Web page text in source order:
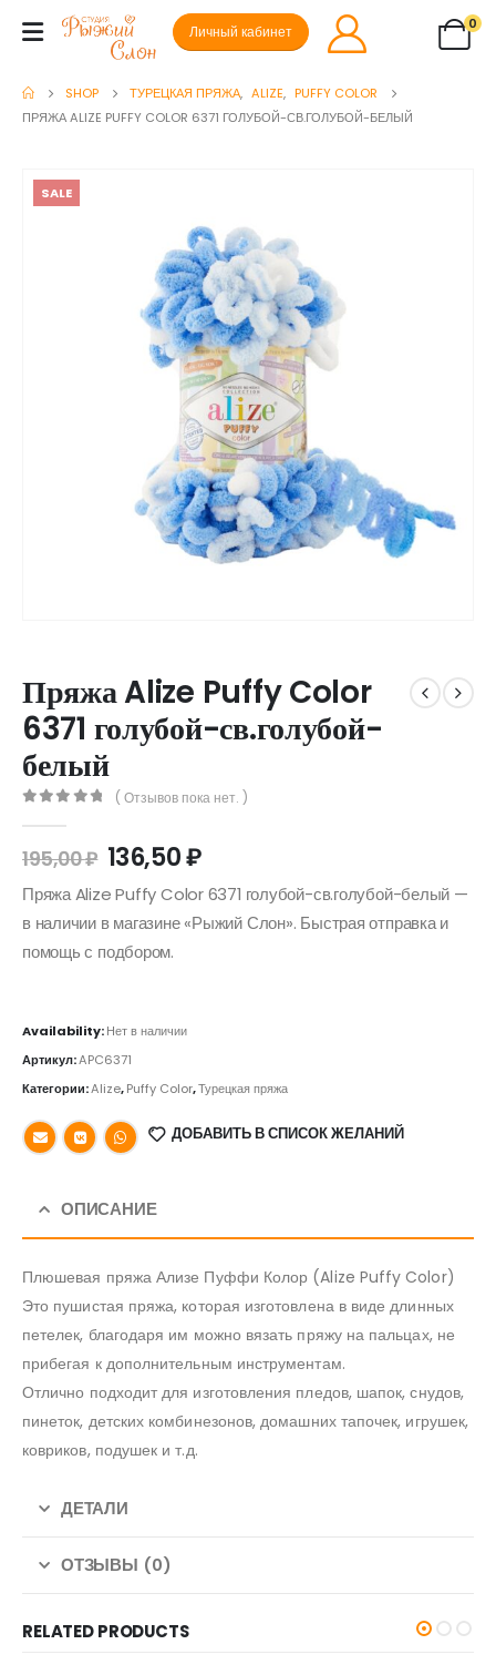
Личный кабинет
0
SHOP ТУРЕЦКАЯ ПРЯЖА, ALIZE, PUFFY COLOR
ПРЯЖА ALIZE PUFFY COLOR 6371 ГОЛУБОЙ-СВ.ГОЛУБОЙ-БЕЛЫЙ
SALE
Пряжа Alize Puffy Color
6371 голубой-св.голубой-
белый
( Отзывов пока нет. )
195,00₽ 136,50₽
Пряжа Alize Puffy Color 6371 голубой-св.голубой-белый —
в наличии в магазине «Рыжий Слон». Быстрая отправка и
помощь с подбором.
Availability:Нет в наличии
Артикул:APC6371
Категории:Alize,Puffy Color,Турецкая пряжа
ДОБАВИТЬ В СПИСОК ЖЕЛАНИЙ
ОПИСАНИЕ
Плюшевая пряжа Ализе Пуффи Колор (Alize Puffy Color)
Это пушистая пряжа, которая изготовлена в виде длинных
петелек, благодаря им можно вязать пряжу на пальцах, не
прибегая к дополнительным инструментам.
Отлично подходит для изготовления пледов, шапок, снудов,
пинеток, детских комбинезонов, домашних тапочек, игрушек,
ковриков, подушек и т.д.
ДЕТАЛИ
ОТЗЫВЫ (0)
RELATED PRODUCTS